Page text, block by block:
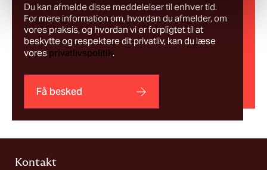
Du kan afmelde disse meddelelser til enhver tid.
For mere information om, hvordan du afmelder, om
vores praksis, og hvordan vi er forpligtet til at
beskytte og respektere dit privatliv, kan du læse
vores privatlivspolitik.
Kontakt